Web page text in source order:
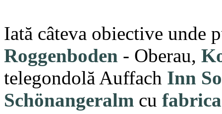
Iată câteva obiective unde
Roggenboden - Oberau,
telegondolă Auffach Inn
Schönangeralm cu